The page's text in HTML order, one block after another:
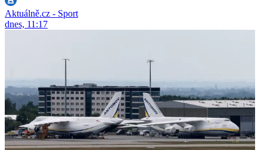
Aktuálně.cz - Sport
dnes, 11:17